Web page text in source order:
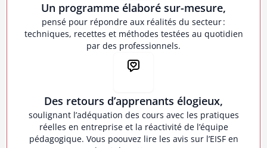
Un programme élaboré sur-mesure,
pensé pour répondre aux réalités du secteur :
techniques, recettes et méthodes testées au quotidien
par des professionnels.
Des retours d’apprenants élogieux,
soulignant l’adéquation des cours avec les pratiques
réelles en entreprise et la réactivité de l’équipe
pédagogique. Vous poouvez lire les avis sur l’EISF en